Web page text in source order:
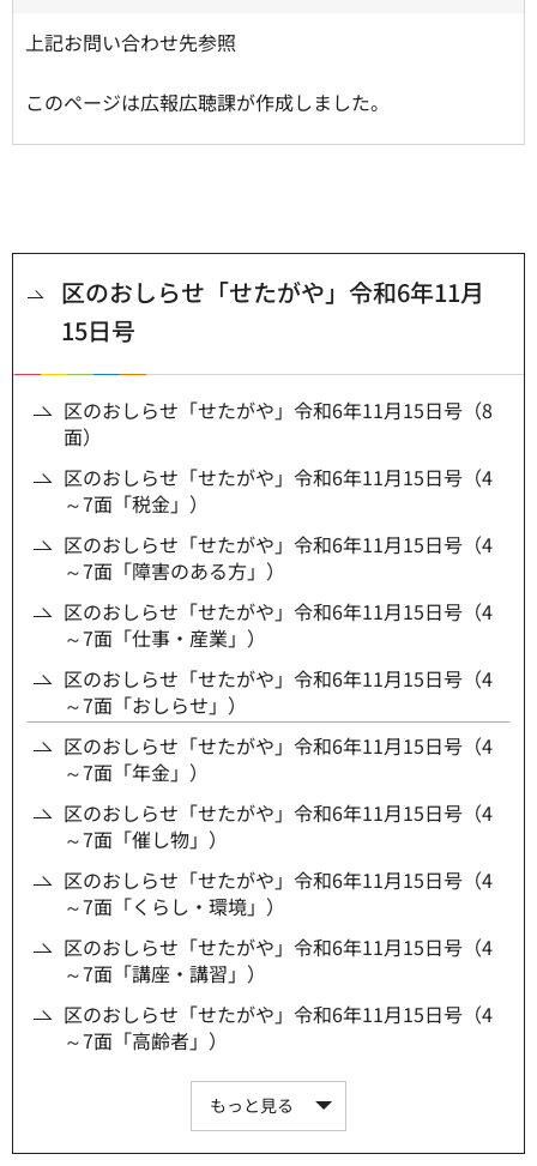
上記お問い合わせ先参照
このページは広報広聴課が作成しました。
区のおしらせ「せたがや」令和6年11月
15日号
区のおしらせ「せたがや」令和6年11月15日号（8
面）
区のおしらせ「せたがや」令和6年11月15日号（4
～7面「税金」）
区のおしらせ「せたがや」令和6年11月15日号（4
～7面「障害のある方」）
区のおしらせ「せたがや」令和6年11月15日号（4
～7面「仕事・産業」）
区のおしらせ「せたがや」令和6年11月15日号（4
～7面「おしらせ」）
区のおしらせ「せたがや」令和6年11月15日号（4
～7面「年金」）
区のおしらせ「せたがや」令和6年11月15日号（4
～7面「催し物」）
区のおしらせ「せたがや」令和6年11月15日号（4
～7面「くらし・環境」）
区のおしらせ「せたがや」令和6年11月15日号（4
～7面「講座・講習」）
区のおしらせ「せたがや」令和6年11月15日号（4
～7面「高齢者」）
もっと見る